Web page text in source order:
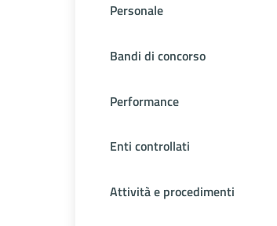
Personale
Bandi di concorso
Performance
Enti controllati
Attività e procedimenti